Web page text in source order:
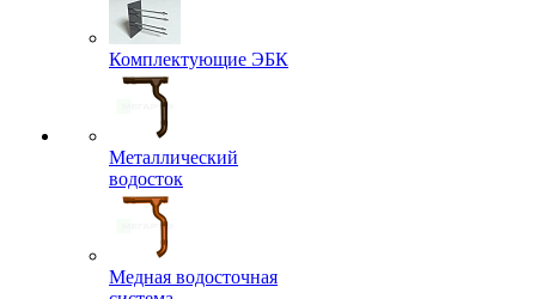
Комплектующие ЭБК
Металлический
водосток
Медная водосточная